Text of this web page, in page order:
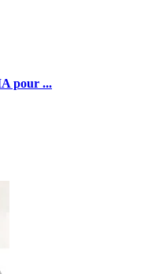
pour ...